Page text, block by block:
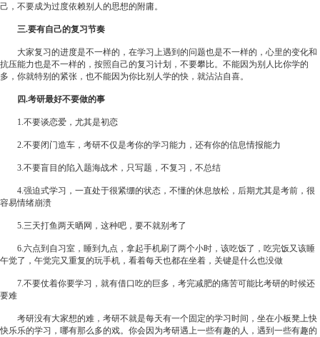
己，不要成为过度依赖别人的思想的附庸。
三.要有自己的复习节奏
大家复习的进度是不一样的，在学习上遇到的问题也是不一样的，心里的变化和
抗压能力也是不一样的，按照自己的复习计划，不要攀比。不能因为别人比你学的
多，你就特别的紧张，也不能因为你比别人学的快，就沾沾自喜。
四.考研最好不要做的事
1.不要谈恋爱，尤其是初恋
2.不要闭门造车，考研不仅是考你的学习能力，还有你的信息情报能力
3.不要盲目的陷入题海战术，只写题，不复习，不总结
4.强迫式学习，一直处于很紧绷的状态，不懂的休息放松，后期尤其是考前，很
容易情绪崩溃
5.三天打鱼两天晒网，这种吧，要不就别考了
6.六点到自习室，睡到九点，拿起手机刷了两个小时，该吃饭了，吃完饭又该睡
午觉了，午觉完又重复的玩手机，看着每天也都在坐着，关键是什么也没做
7.不要仗着你要学习，就有借口吃的巨多，考完减肥的痛苦可能比考研的时候还
要难
考研没有大家想的难，考研不就是每天有一个固定的学习时间，坐在小板凳上快
快乐乐的学习，哪有那么多的戏。你会因为考研遇上一些有趣的人，遇到一些有趣的